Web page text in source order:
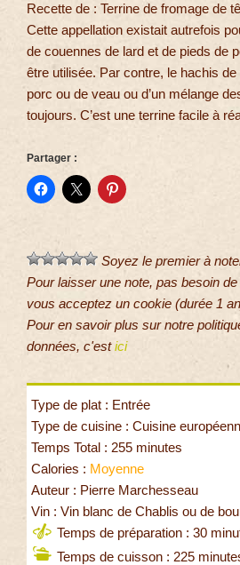
Recette de : Terrine de fromage de
Cette appellation existait autrefois
de couennes de lard et de pieds de
être utilisée. Par contre, le hachis
porc ou de veau ou d’un mélange
toujours. C’est une terrine facile à
Partager :
Soyez le premier à
Pour laisser une note, pas besoin
vous acceptez un cookie (durée 1
Pour en savoir plus sur notre
données, c'estici
Type de plat : Entrée
Type de cuisine : Cuisine
Temps Total : 255 minutes
Calories : Moyenne
Auteur : Pierre Marchesseau
Vin : Vin blanc de Chablis ou de
Temps de préparation : 30
Temps de cuisson : 225